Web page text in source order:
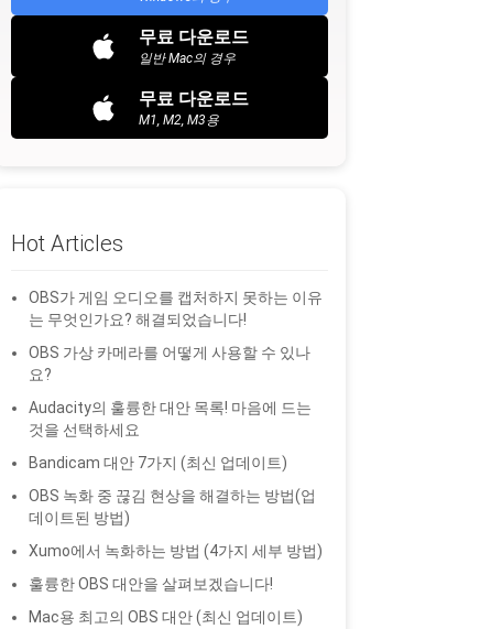
무료 다운로드
일반 Mac의 경우
무료 다운로드
M1, M2, M3용
Hot Articles
OBS가 게임 오디오를 캡처하지 못하는 이유
는 무엇인가요? 해결되었습니다!
OBS 가상 카메라를 어떻게 사용할 수 있나
요?
Audacity의 훌륭한 대안 목록! 마음에 드는
것을 선택하세요
Bandicam 대안 7가지 (최신 업데이트)
OBS 녹화 중 끊김 현상을 해결하는 방법(업
데이트된 방법)
Xumo에서 녹화하는 방법 (4가지 세부 방법)
훌륭한 OBS 대안을 살펴보겠습니다!
Mac용 최고의 OBS 대안 (최신 업데이트)